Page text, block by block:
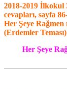
2018-2019 İlkokul
cevapları, sayfa
Her Şeye
(Erdemler Teması)
Her Şeye